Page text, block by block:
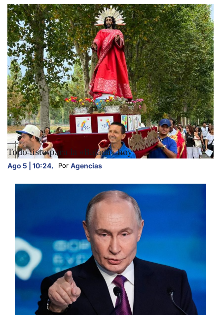
NACIONALES
Todo listo para la «Bajada» hoy
Ago 5 | 10:24, Por Agencias
NACIONALES